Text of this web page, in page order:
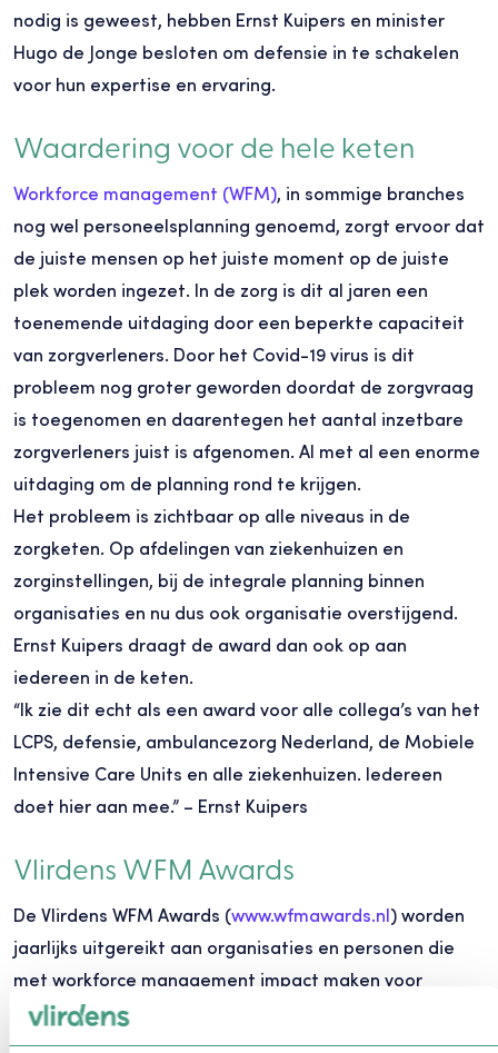
nodig is geweest, hebben Ernst Kuipers en minister
Hugo de Jonge besloten om defensie in te schakelen
voor hun expertise en ervaring.
Waardering voor de hele keten
Workforce management (WFM), in sommige branches
nog wel personeelsplanning genoemd, zorgt ervoor dat
de juiste mensen op het juiste moment op de juiste
plek worden ingezet. In de zorg is dit al jaren een
toenemende uitdaging door een beperkte capaciteit
van zorgverleners. Door het Covid-19 virus is dit
probleem nog groter geworden doordat de zorgvraag
is toegenomen en daarentegen het aantal inzetbare
zorgverleners juist is afgenomen. Al met al een enorme
uitdaging om de planning rond te krijgen.
Het probleem is zichtbaar op alle niveaus in de
zorgketen. Op afdelingen van ziekenhuizen en
zorginstellingen, bij de integrale planning binnen
organisaties en nu dus ook organisatie overstijgend.
Ernst Kuipers draagt de award dan ook op aan
iedereen in de keten.
“Ik zie dit echt als een award voor alle collega’s van het
LCPS, defensie, ambulancezorg Nederland, de Mobiele
Intensive Care Units en alle ziekenhuizen. Iedereen
doet hier aan mee.” – Ernst Kuipers
Vlirdens WFM Awards
De Vlirdens WFM Awards (www.wfmawards.nl) worden
jaarlijks uitgereikt aan organisaties en personen die
met workforce management impact maken voor
klanten en/of medewerkers. De winnaars worden
bepaald door zowel het publiek als een vakjury binnen